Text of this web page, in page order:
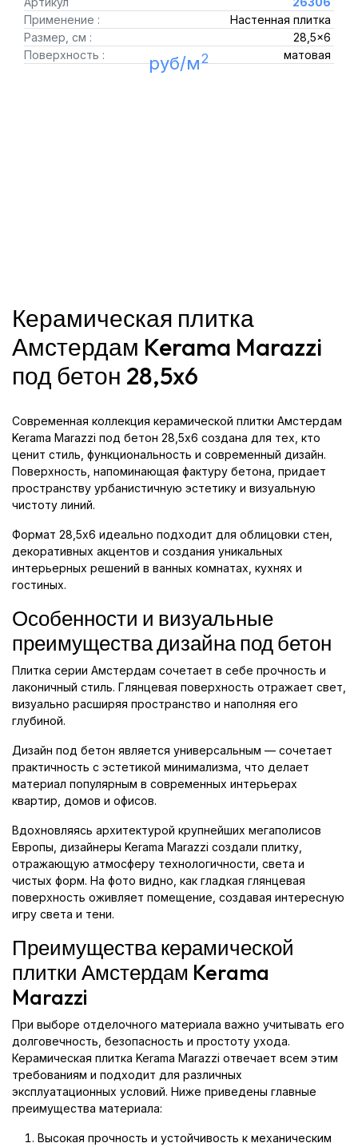
Применение :
Настенная плитка
Размер, см :
28,5x6
Поверхность :
матовая
руб/м2
Керамическая плитка
Амстердам Kerama Marazzi
под бетон 28,5x6
Современная коллекция керамической плитки Амстердам
Kerama Marazzi под бетон 28,5x6 создана для тех, кто
ценит стиль, функциональность и современный дизайн.
Поверхность, напоминающая фактуру бетона, придает
пространству урбанистичную эстетику и визуальную
чистоту линий.
Формат 28,5x6 идеально подходит для облицовки стен,
декоративных акцентов и создания уникальных
интерьерных решений в ванных комнатах, кухнях и
гостиных.
Особенности и визуальные
преимущества дизайна под бетон
Плитка серии Амстердам сочетает в себе прочность и
лаконичный стиль. Глянцевая поверхность отражает свет,
визуально расширяя пространство и наполняя его
глубиной.
Дизайн под бетон является универсальным — сочетает
практичность с эстетикой минимализма, что делает
материал популярным в современных интерьерах
квартир, домов и офисов.
Вдохновляясь архитектурой крупнейших мегаполисов
Европы, дизайнеры Kerama Marazzi создали плитку,
отражающую атмосферу технологичности, света и
чистых форм. На фото видно, как гладкая глянцевая
поверхность оживляет помещение, создавая интересную
игру света и тени.
Преимущества керамической
плитки Амстердам Kerama
Marazzi
При выборе отделочного материала важно учитывать его
долговечность, безопасность и простоту ухода.
Керамическая плитка Kerama Marazzi отвечает всем этим
требованиям и подходит для различных
эксплуатационных условий. Ниже приведены главные
преимущества материала:
Высокая прочность и устойчивость к механическим